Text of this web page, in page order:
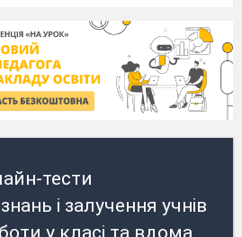
тести
і залучення учнів
у класі та вдома